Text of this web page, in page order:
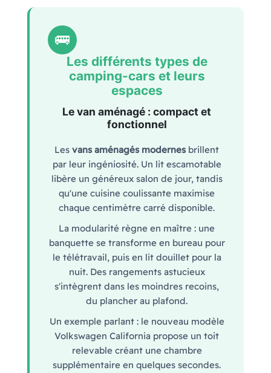
🚌
Les différents types de
camping-cars et leurs
espaces
Le van aménagé : compact et
fonctionnel
Les vans aménagés modernesbrillent
par leur ingéniosité. Un lit escamotable
libère un généreux salon de jour, tandis
qu'une cuisine coulissante maximise
chaque centimètre carré disponible.
La modularité règne en maître : une
banquette se transforme en bureau pour
le télétravail, puis en lit douillet pour la
nuit. Des rangements astucieux
s'intègrent dans les moindres recoins,
du plancher au plafond.
Un exemple parlant : le nouveau modèle
Volkswagen California propose un toit
relevable créant une chambre
supplémentaire en quelques secondes.